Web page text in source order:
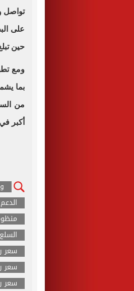
حين تبلغ
ومع
بما
من
أكبر
سعر
سعر
سعر